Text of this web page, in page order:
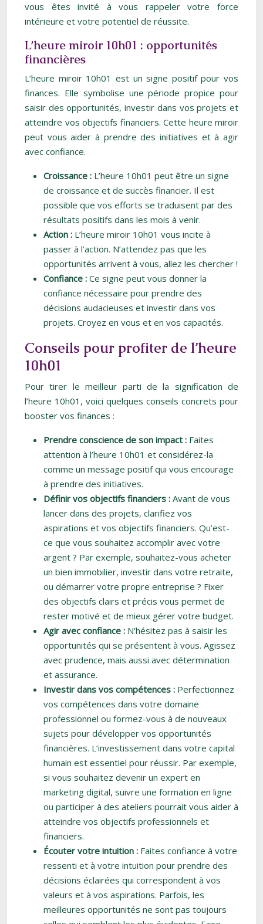
vous êtes invité à vous rappeler votre force
intérieure et votre potentiel de réussite.
L’heure miroir 10h01 : opportunités
financières
L’heure miroir 10h01 est un signe positif pour vos
finances. Elle symbolise une période propice pour
saisir des opportunités, investir dans vos projets et
atteindre vos objectifs financiers. Cette heure miroir
peut vous aider à prendre des initiatives et à agir
avec confiance.
Croissance : L’heure 10h01 peut être un signe
de croissance et de succès financier. Il est
possible que vos efforts se traduisent par des
résultats positifs dans les mois à venir.
Action : L’heure miroir 10h01 vous incite à
passer à l’action. N’attendez pas que les
opportunités arrivent à vous, allez les chercher !
Confiance : Ce signe peut vous donner la
confiance nécessaire pour prendre des
décisions audacieuses et investir dans vos
projets. Croyez en vous et en vos capacités.
Conseils pour profiter de l’heure
10h01
Pour tirer le meilleur parti de la signification de
l’heure 10h01, voici quelques conseils concrets pour
booster vos finances :
Prendre conscience de son impact : Faites
attention à l’heure 10h01 et considérez-la
comme un message positif qui vous encourage
à prendre des initiatives.
Définir vos objectifs financiers : Avant de vous
lancer dans des projets, clarifiez vos
aspirations et vos objectifs financiers. Qu’est-
ce que vous souhaitez accomplir avec votre
argent ? Par exemple, souhaitez-vous acheter
un bien immobilier, investir dans votre retraite,
ou démarrer votre propre entreprise ? Fixer
des objectifs clairs et précis vous permet de
rester motivé et de mieux gérer votre budget.
Agir avec confiance : N’hésitez pas à saisir les
opportunités qui se présentent à vous. Agissez
avec prudence, mais aussi avec détermination
et assurance.
Investir dans vos compétences : Perfectionnez
vos compétences dans votre domaine
professionnel ou formez-vous à de nouveaux
sujets pour développer vos opportunités
financières. L’investissement dans votre capital
humain est essentiel pour réussir. Par exemple,
si vous souhaitez devenir un expert en
marketing digital, suivre une formation en ligne
ou participer à des ateliers pourrait vous aider à
atteindre vos objectifs professionnels et
financiers.
Écouter votre intuition : Faites confiance à votre
ressenti et à votre intuition pour prendre des
décisions éclairées qui correspondent à vos
valeurs et à vos aspirations. Parfois, les
meilleures opportunités ne sont pas toujours